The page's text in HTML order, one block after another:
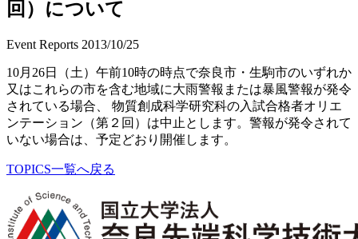
回）について
Event Reports 2013/10/25
10月26日（土）午前10時の時点で奈良市・生駒市のいずれか
又はこれらの市を含む地域に大雨警報または暴風警報が発令
されている場合、 物質創成科学研究科の入試合格者オリエ
ンテーション（第２回）は中止とします。警報が発令されて
いない場合は、予定どおり開催します。
TOPICS一覧へ戻る